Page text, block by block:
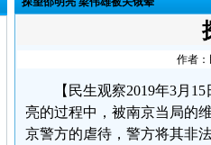
作者：
【民生观察2019年3月
亮的过程中，被南京当局的
京警方的虐待，警方将其非